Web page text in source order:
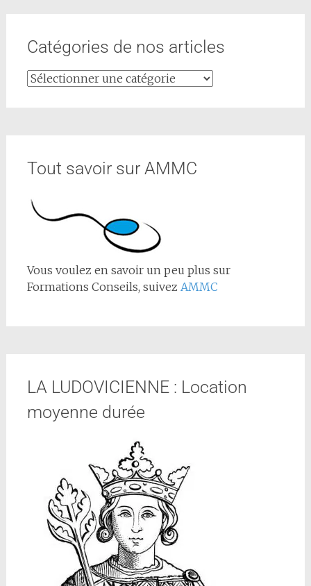
Catégories de nos articles
Tout savoir sur AMMC
Vous voulez en savoir un peu plus sur
Formations Conseils, suivez AMMC
LA LUDOVICIENNE : Location
moyenne durée